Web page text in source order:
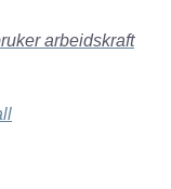
arbeidskraft